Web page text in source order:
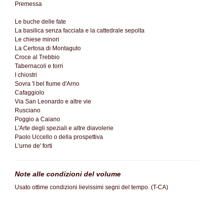
Premessa
Le buche delle fate
La basilica senza facciata e la cattedrale sepolta
Le chiese minori
La Certosa di Montaguto
Croce al Trebbio
Tabernacoli e torri
I chiostri
Sovra 'I bel fiume d'Arno
Cafaggiolo
Via San Leonardo e altre vie
Rusciano
Poggio a Caiano
L'Arte degli speziali e altre diavolerie
Paolo Uccello o della prospettiva
L'urne de' forti
Note alle condizioni del volume
Usato ottime condizioni lievissimi segni del tempo. (T-CA)